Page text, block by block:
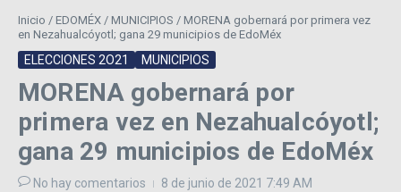
Inicio / EDOMÉX / MUNICIPIOS / MORENA gobernará por primera vez
en Nezahualcóyotl; gana 29 municipios de EdoMéx
ELECCIONES 2O21 MUNICIPIOS
MORENA gobernará por
primera vez en Nezahualcóyotl;
gana 29 municipios de EdoMéx
No hay comentarios 8 de junio de 2021 7:49 AM